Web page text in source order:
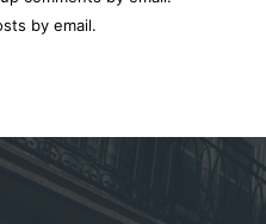
by email.